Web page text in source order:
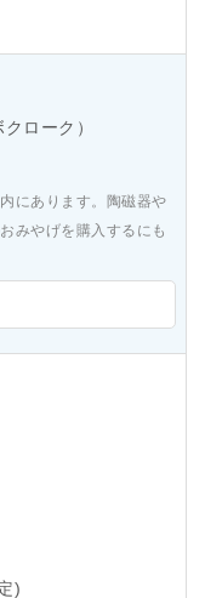
ローク）
にあります。陶磁器や
みやげを購入するにも
)